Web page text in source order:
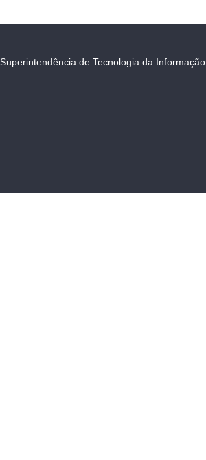
Superintendência de Tecnologia da Informação